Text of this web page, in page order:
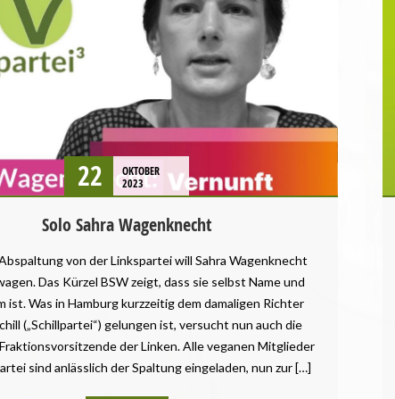
22
OKTOBER
2023
Solo Sahra Wagenknecht
von der Linkspartei will Sahra Wagenknecht
Das Kürzel BSW zeigt, dass sie selbst Name und
ist. Was in Hamburg kurzzeitig dem damaligen Richter
(„Schillpartei“) gelungen ist, versucht nun auch die
der Linken. Alle veganen Mitglieder
sind anlässlich der Spaltung eingeladen, nun zur […]